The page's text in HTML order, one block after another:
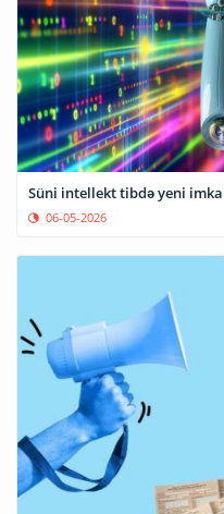
Süni intellekt tibdə yeni
06-05-2026